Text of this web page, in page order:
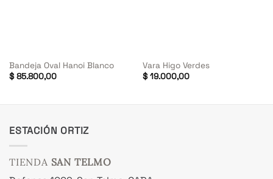
Bandeja Oval Hanoi Blanco
$85.800,00
Vara Higo Verdes
$19.000,00
ESTACIÓN ORTIZ
TIENDA SAN TELMO